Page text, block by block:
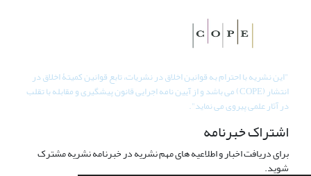
"این نشریه با احترام به قوانین اخلاق در نشریات، تابع قوانین کمیتۀ اخلاق در
انتشار (COPE) می باشد و از آیین نامه اجرایی قانون پیشگیری و مقابله با تقلب
در آثار علمی پیروی می نماید".
اشتراک خبرنامه
برای دریافت اخبار و اطلاعیه های مهم نشریه در خبرنامه نشریه مشترک
شوید.